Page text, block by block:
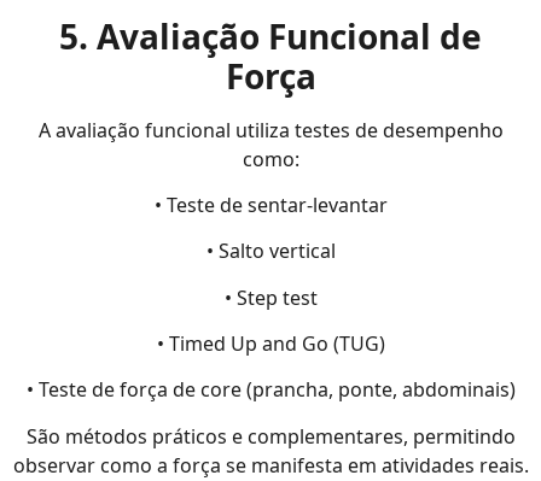
5. Avaliação Funcional de
Força
A avaliação funcional utiliza testes de desempenho
como:
• Teste de sentar-levantar
• Salto vertical
• Step test
• Timed Up and Go (TUG)
• Teste de força de core (prancha, ponte, abdominais)
São métodos práticos e complementares, permitindo
observar como a força se manifesta em atividades reais.